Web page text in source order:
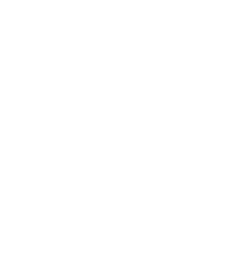
ein-/ausblenden